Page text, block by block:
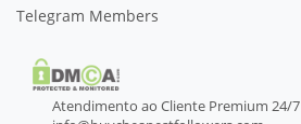
Telegram Members
Atendimento ao Cliente Premium 24/7